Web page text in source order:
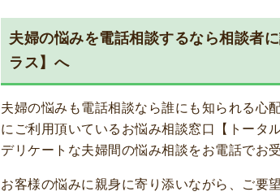
夫婦の悩みを電話相談するなら相談者
ラス】へ
夫婦の悩み も電話相談なら誰にも知られる心
にご利用頂いているお悩み相談窓口【トータ
デリケートな夫婦間の悩み相談をお電話でお
お客様の悩みに親身に寄り添いながら、ご要